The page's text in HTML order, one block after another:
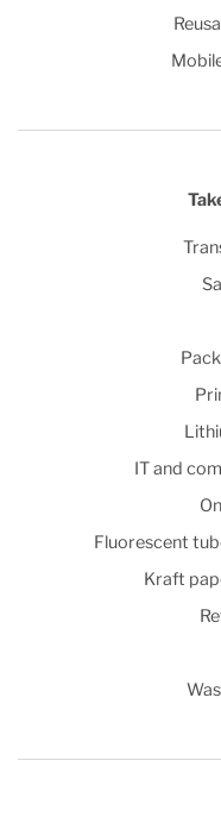
IT and
Fluorescent
Kraft